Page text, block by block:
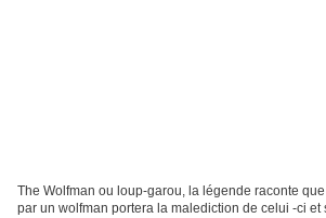
The Wolfman ou loup-garou, la légende raconte
par un wolfman portera la malediction de celui -ci et